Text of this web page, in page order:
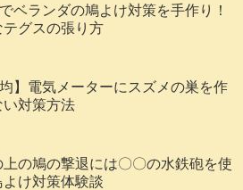
ベランダの鳩よけ対策を手作り！
テグスの張り方
均】電気メーターにスズメの巣を作
い対策方法
上の鳩の撃退には〇〇の水鉄砲を使
よけ対策体験談